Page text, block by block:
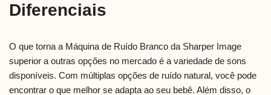
Diferenciais
O que torna a Máquina de Ruído Branco da Sharper Image
superior a outras opções no mercado é a variedade de sons
disponíveis. Com múltiplas opções de ruído natural, você pode
encontrar o que melhor se adapta ao seu bebê. Além disso, o